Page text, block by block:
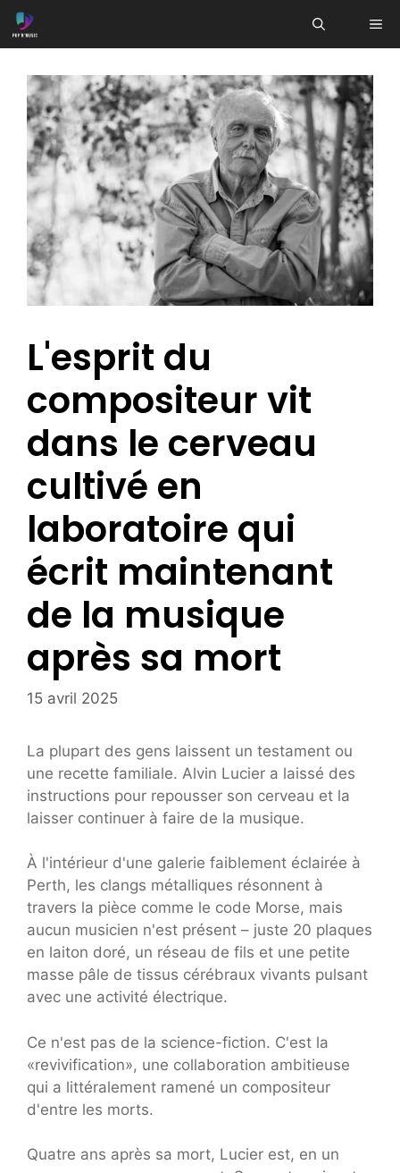
Aller
au
L'esprit du
compositeur vit
dans le cerveau
cultivé en
laboratoire qui
écrit maintenant
de la musique
après sa mort
15 avril 2025
La plupart des gens laissent un testament ou
une recette familiale. Alvin Lucier a laissé des
instructions pour repousser son cerveau et la
laisser continuer à faire de la musique.
À l'intérieur d'une galerie faiblement éclairée à
Perth, les clangs métalliques résonnent à
travers la pièce comme le code Morse, mais
aucun musicien n'est présent – juste 20 plaques
en laiton doré, un réseau de fils et une petite
masse pâle de tissus cérébraux vivants pulsant
avec une activité électrique.
Ce n'est pas de la science-fiction. C'est la
«revivification», une collaboration ambitieuse
qui a littéralement ramené un compositeur
d'entre les morts.
Quatre ans après sa mort, Lucier est, en un